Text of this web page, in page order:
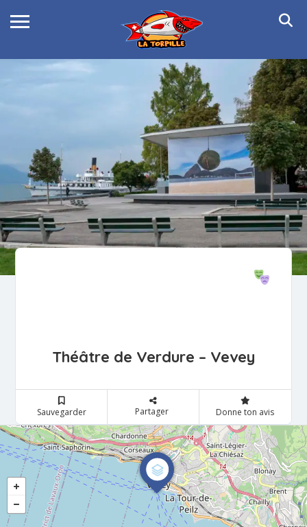
Théâtre de Verdure – Vevey
Sauvegarder Partager Donne ton avis